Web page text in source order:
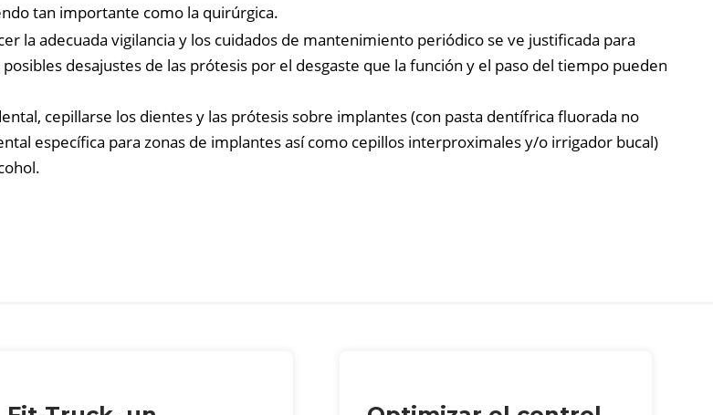
tan importante como la quirúrgica.
la adecuada vigilancia y los cuidados de mantenimiento periódico se ve justificada para
desajustes de las prótesis por el desgaste que la función y el paso del tiempo pueden
cepillarse los dientes y las prótesis sobre implantes (con pasta dentífrica fluorada no
específica para zonas de implantes así como cepillos interproximales y/o irrigador bucal)